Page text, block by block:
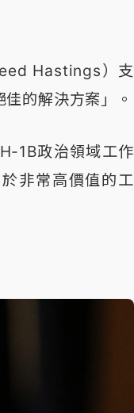
Hastings）支
的解決方案」。
1B政治領域工作
非常高價值的工